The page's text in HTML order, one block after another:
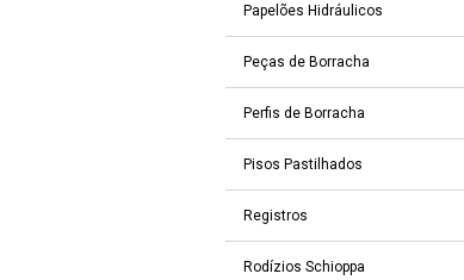
Papelões Hidráulicos
Peças de Borracha
Perfis de Borracha
Pisos Pastilhados
Registros
Rodízios Schioppa